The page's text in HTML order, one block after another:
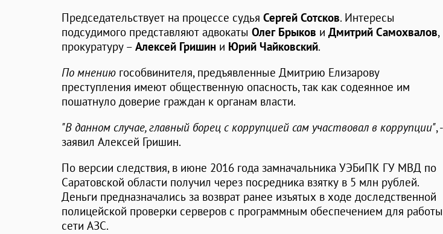
Председательствует на процессе судья Сергей Сотсков. Интересы
подсудимого представляют адвокаты Олег Брыков и Дмитрий Самохвалов,
прокуратуру – Алексей Гришин и Юрий Чайковский.
По мнению гособвинителя, предъявленные Дмитрию Елизарову
преступления имеют общественную опасность, так как содеянное им
пошатнуло доверие граждан к органам власти.
"В данном случае, главный борец с коррупцией сам участвовал в коррупции", -
заявил Алексей Гришин.
По версии следствия, в июне 2016 года замначальника УЭБиПК ГУ МВД по
Саратовской области получил через посредника взятку в 5 млн рублей.
Деньги предназначались за возврат ранее изъятых в ходе доследственной
полицейской проверки серверов с программным обеспечением для работы
сети АЗС.